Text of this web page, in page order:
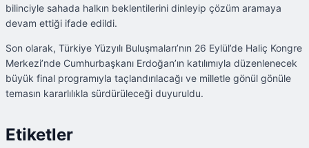
bilinciyle sahada halkın beklentilerini dinleyip çözüm aramaya
devam ettiği ifade edildi.
Son olarak, Türkiye Yüzyılı Buluşmaları’nın 26 Eylül’de Haliç Kongre
Merkezi’nde Cumhurbaşkanı Erdoğan’ın katılımıyla düzenlenecek
büyük final programıyla taçlandırılacağı ve milletle gönül gönüle
temasın kararlılıkla sürdürüleceği duyuruldu.
Etiketler